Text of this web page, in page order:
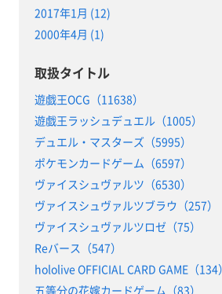
2017年1月 (12)
2000年4月 (1)
取扱タイトル
遊戯王OCG（11638）
遊戯王ラッシュデュエル（1005）
デュエル・マスターズ（5995）
ポケモンカードゲーム（6597）
ヴァイスシュヴァルツ（6530）
ヴァイスシュヴァルツブラウ（257）
ヴァイスシュヴァルツロゼ（75）
Reバース（547）
hololive OFFICIAL CARD GAME（134）
五等分の花嫁カードゲーム（83）